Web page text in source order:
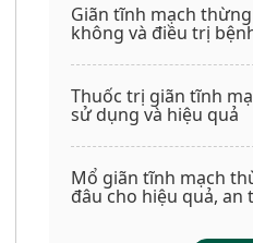
Giãn tĩnh mạch
không và điều trị
Thuốc trị giãn tĩnh
sử dụng và hiệu quả
Mổ giãn tĩnh mạch
đâu cho hiệu quả, an